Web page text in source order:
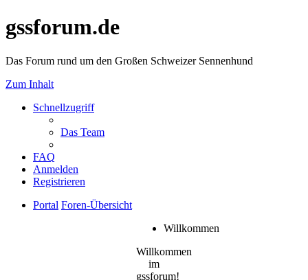
gssforum.de
Das Forum rund um den Großen Schweizer Sennenhund
Zum Inhalt
Schnellzugriff
Das Team
FAQ
Anmelden
Registrieren
Portal Foren-Übersicht
Willkommen
Willkommen
im
gssforum!